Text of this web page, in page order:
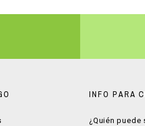
INFO PARA
¿Quién